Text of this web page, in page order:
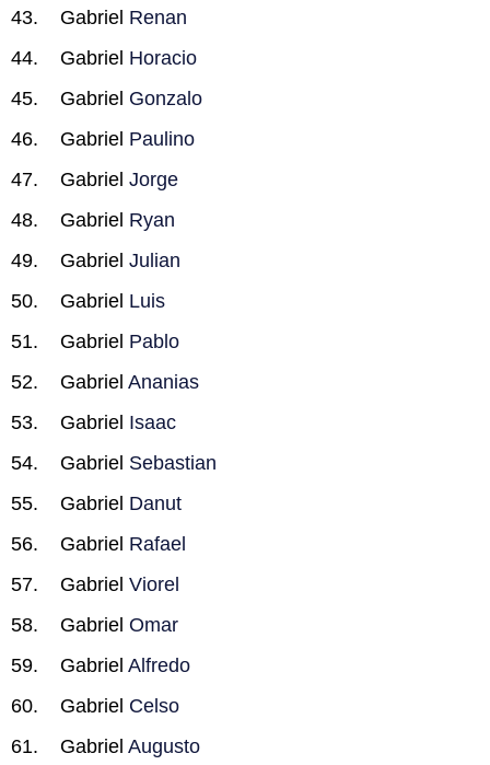
Gabriel Renan
Gabriel Horacio
Gabriel Gonzalo
Gabriel Paulino
Gabriel Jorge
Gabriel Ryan
Gabriel Julian
Gabriel Luis
Gabriel Pablo
Gabriel Ananias
Gabriel Isaac
Gabriel Sebastian
Gabriel Danut
Gabriel Rafael
Gabriel Viorel
Gabriel Omar
Gabriel Alfredo
Gabriel Celso
Gabriel Augusto